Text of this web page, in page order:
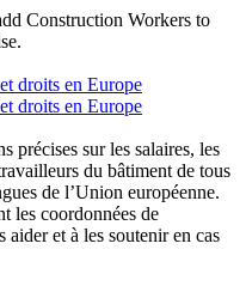
Construction Workers to
précises sur les salaires, les
du bâtiment de tous
de l’Union européenne.
les coordonnées de
aider et à les soutenir en cas